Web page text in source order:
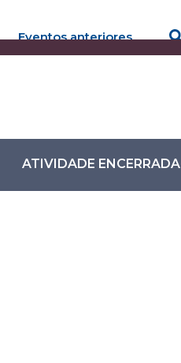
Eventos anteriores
ATIVIDADE ENCERRADA